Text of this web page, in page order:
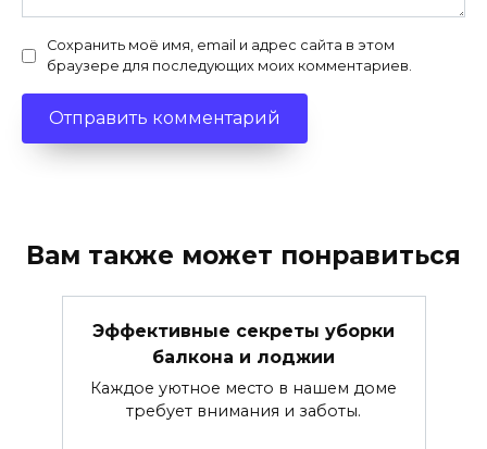
Сохранить моё имя, email и адрес сайта в этом
браузере для последующих моих комментариев.
Вам также может понравиться
Эффективные секреты уборки
балкона и лоджии
Каждое уютное место в нашем доме
требует внимания и заботы.